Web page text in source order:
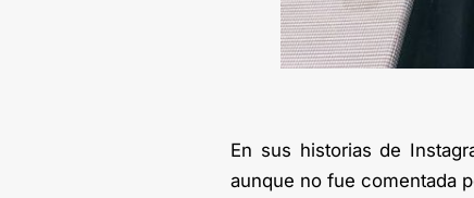
En sus historias de
aunque no fue comentada